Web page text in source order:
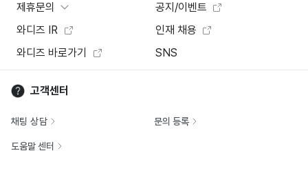
제휴문의
공지/이벤트
와디즈 IR
인재 채용
와디즈 바로가기
SNS
고객센터
채팅 상담 문의 등록
도움말 센터